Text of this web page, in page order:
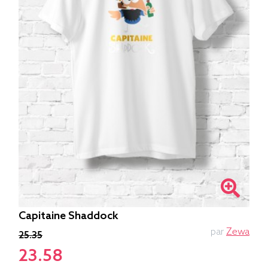
Capitaine Shaddock
25.35
23.58
par Zewa